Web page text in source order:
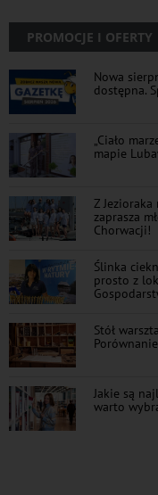
PROMOCJE I OFERTY
Nowa
dostępna.
„Ciało
mapie
Z
zaprasza
Chorwacji!
Ślinka
prosto z
Stół
Jakie są
warto